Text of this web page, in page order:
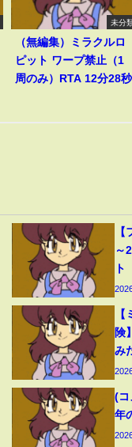
未分
（無編集）ミラクルロ
ピット ワープ禁止（1
周のみ）RTA 12分28秒
～
ト
険
み
(コ
年